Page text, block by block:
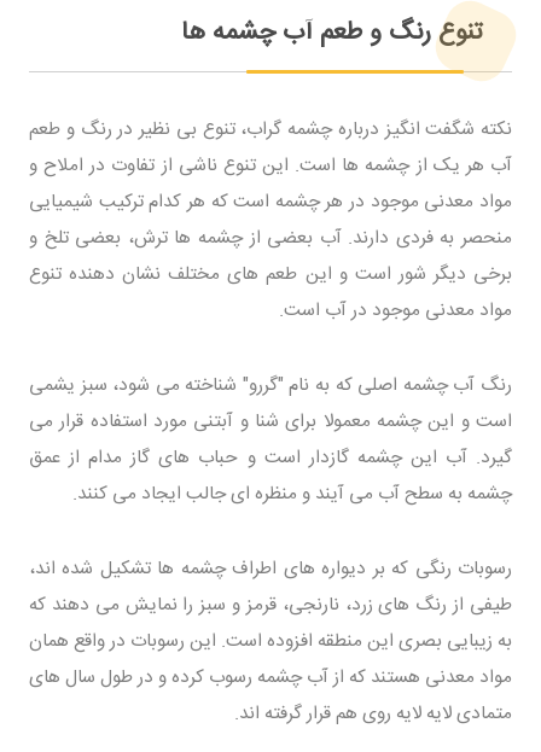
تنوع رنگ و طعم آب چشمه ها
نکته شگفت انگیز درباره چشمه گراب، تنوع بی نظیر در رنگ و طعم
آب هر یک از چشمه ها است. این تنوع ناشی از تفاوت در املاح و
مواد معدنی موجود در هر چشمه است که هر کدام ترکیب شیمیایی
منحصر به فردی دارند. آب بعضی از چشمه ها ترش، بعضی تلخ و
برخی دیگر شور است و این طعم های مختلف نشان دهنده تنوع
مواد معدنی موجود در آب است.
رنگ آب چشمه اصلی که به نام "گررو" شناخته می شود، سبز یشمی
است و این چشمه معمولا برای شنا و آبتنی مورد استفاده قرار می
گیرد. آب این چشمه گازدار است و حباب های گاز مدام از عمق
چشمه به سطح آب می آیند و منظره ای جالب ایجاد می کنند.
رسوبات رنگی که بر دیواره های اطراف چشمه ها تشکیل شده اند،
طیفی از رنگ های زرد، نارنجی، قرمز و سبز را نمایش می دهند که
به زیبایی بصری این منطقه افزوده است. این رسوبات در واقع همان
مواد معدنی هستند که از آب چشمه رسوب کرده و در طول سال های
متمادی لایه لایه روی هم قرار گرفته اند.